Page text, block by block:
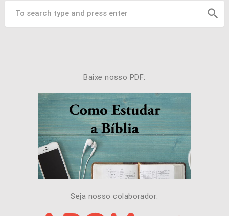
search
Baixe nosso PDF:
Seja nosso colaborador: